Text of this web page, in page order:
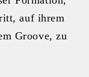
auf ihrem
Groove, zu